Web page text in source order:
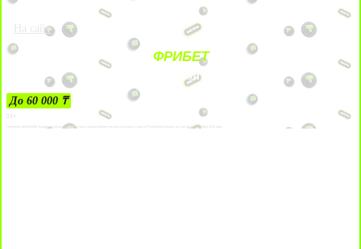
На сайт
ФРИБЕТ
ЗА ДЕПОЗИТЫ
До 60 000 ₸
21+
Лицензии №24514359, выданной комитетом индустрии туризма Министерства культуры и спорта Республики Казахстан срок до 27 сентября 2034 года.